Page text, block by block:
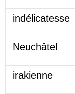
indélicatesse
Neuchâtel
irakienne